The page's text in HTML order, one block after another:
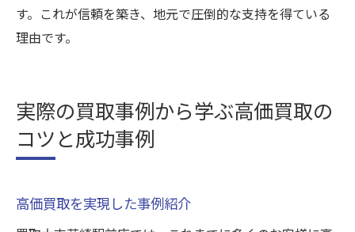
す。これが信頼を築き、地元で圧倒的な支持を得ている
理由です。
実際の買取事例から学ぶ高価買取の
コツと成功事例
高価買取を実現した事例紹介